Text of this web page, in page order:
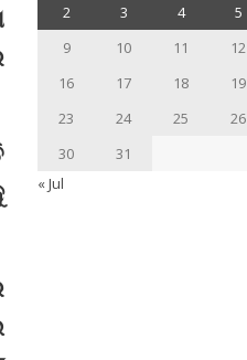
2
3 4 5
9
10 11 12
16
17 18 19
23
24 25 26
30
31
« Jul